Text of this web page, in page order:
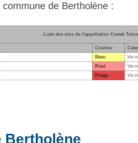
de Bertholène :
Liste des vins de l'appellation Comté
Couleur
Blanc
Vin
Rosé
Vin
Rouge Vin
Bertholène